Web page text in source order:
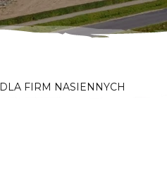
DLA FIRM NASIENNYCH